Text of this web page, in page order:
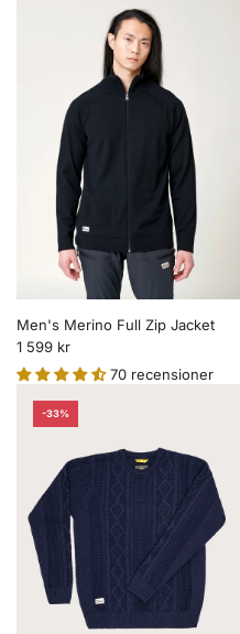
Men's Merino Full Zip Jacket
1 599 kr
70 recensioner
-33%